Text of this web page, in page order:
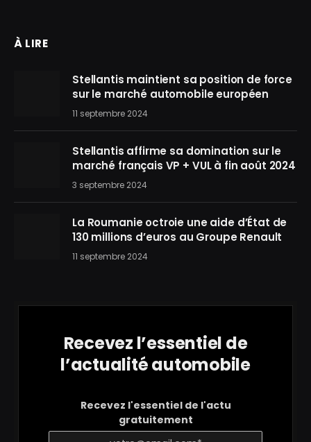
À LIRE
Stellantis maintient sa position de force
sur le marché automobile européen
11 septembre 2024
Stellantis affirme sa domination sur le
marché français VP + VUL à fin août 2024
3 septembre 2024
La Roumanie octroie une aide d’État de
130 millions d’euros au Groupe Renault
11 septembre 2024
Recevez l’essentiel de
l’actualité automobile
Recevez l'essentiel de l'actu
gratuitement